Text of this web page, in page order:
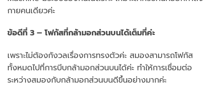
กายคนเดียวค่ะ
ข้อดีที่ 3 – โฟกัสที่กล้ามอกส่วนบนได้เต็มที่ค่ะ
เพราะไม่ต้องกังวลเรื่องการทรงตัวค่ะ สมองสามารถโฟกัส
ทั้งหมดไปที่การบีบกล้ามอกส่วนบนได้ค่ะ ทำให้การเชื่อมต่อ
ระหว่างสมองกับกล้ามอกส่วนบนดีขึ้นอย่างมากค่ะ